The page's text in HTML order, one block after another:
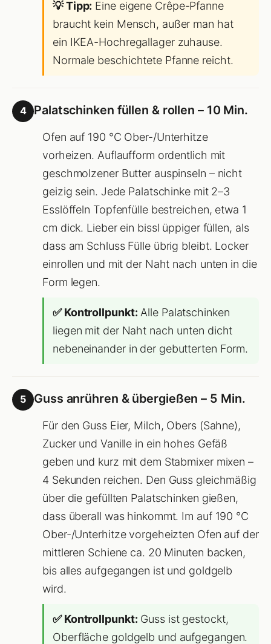
💡 Tipp: Eine eigene Crêpe-Pfanne
braucht kein Mensch, außer man hat
ein IKEA-Hochregallager zuhause.
Normale beschichtete Pfanne reicht.
4 Palatschinken füllen & rollen – 10 Min.
Ofen auf 190 °C Ober-/Unterhitze
vorheizen. Auflaufform ordentlich mit
geschmolzener Butter auspinseln – nicht
geizig sein. Jede Palatschinke mit 2–3
Esslöffeln Topfenfülle bestreichen, etwa 1
cm dick. Lieber ein bissl üppiger füllen, als
dass am Schluss Fülle übrig bleibt. Locker
einrollen und mit der Naht nach unten in die
Form legen.
✅ Kontrollpunkt: Alle Palatschinken
liegen mit der Naht nach unten dicht
nebeneinander in der gebutterten Form.
5 Guss anrühren & übergießen – 5 Min.
Für den Guss Eier, Milch, Obers (Sahne),
Zucker und Vanille in ein hohes Gefäß
geben und kurz mit dem Stabmixer mixen –
4 Sekunden reichen. Den Guss gleichmäßig
über die gefüllten Palatschinken gießen,
dass überall was hinkommt. Im auf 190 °C
Ober-/Unterhitze vorgeheizten Ofen auf der
mittleren Schiene ca. 20 Minuten backen,
bis alles aufgegangen ist und goldgelb
wird.
✅ Kontrollpunkt: Guss ist gestockt,
Oberfläche goldgelb und aufgegangen.